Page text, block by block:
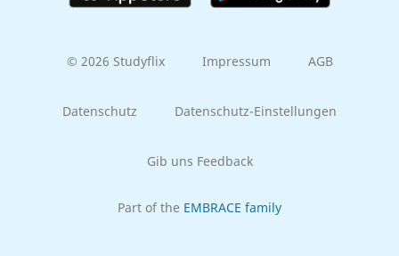
© 2026 Studyflix Impressum AGB
Datenschutz Datenschutz-Einstellungen
Gib uns Feedback
Part of the EMBRACE family